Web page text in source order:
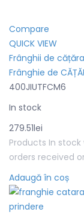
Compare
QUICK VIEW
Frânghii de
Frânghie de
400JIUTFCM6
In stock
279.51lei
Products In
orders received
Adaugă în coș